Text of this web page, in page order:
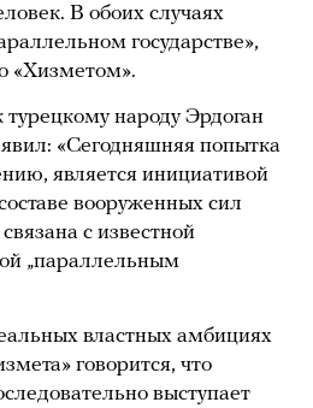
В обоих случаях
государстве»,
«Хизметом».
народу Эрдоган
«Сегодняшняя попытка
является инициативой
вооруженных сил
с известной
„параллельным
властных амбициях
говорится, что
выступает